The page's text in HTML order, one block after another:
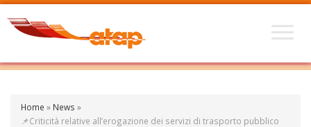
Home » News »
📌Criticità relative all’erogazione dei servizi di trasporto pubblico